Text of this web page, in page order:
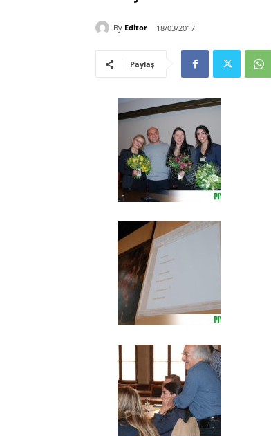
By Editor 18/03/2017
Paylaş